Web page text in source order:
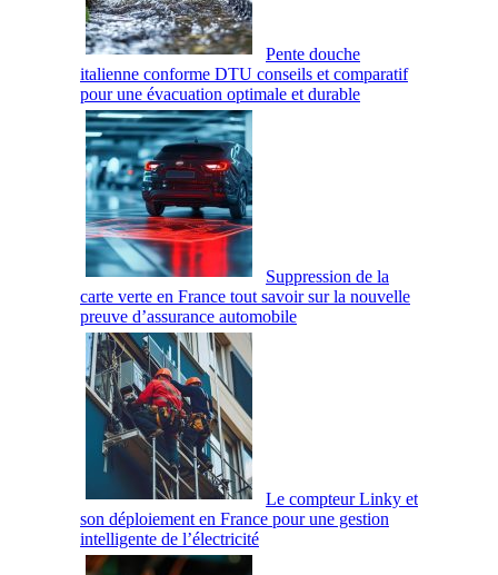
Pente douche
italienne conforme DTU conseils et comparatif
pour une évacuation optimale et durable
Suppression de la
carte verte en France tout savoir sur la nouvelle
preuve d’assurance automobile
Le compteur Linky et
son déploiement en France pour une gestion
intelligente de l’électricité